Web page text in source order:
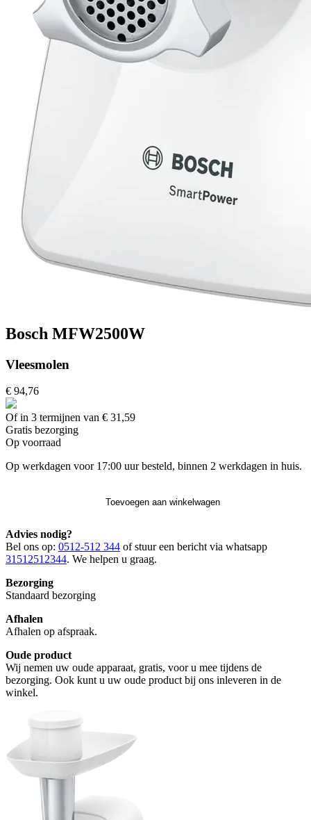
Bosch MFW2500W
Vleesmolen
€ 94,76
Of in 3 termijnen van € 31,59
Gratis bezorging
Op voorraad
Op werkdagen voor 17:00 uur besteld, binnen 2 werkdagen in huis.
Toevoegen aan winkelwagen
Advies nodig?
Bel ons op: 0512-512 344 of stuur een bericht via whatsapp
31512512344. We helpen u graag.
Bezorging
Standaard bezorging
Afhalen
Afhalen op afspraak.
Oude product
Wij nemen uw oude apparaat, gratis, voor u mee tijdens de
bezorging. Ook kunt u uw oude product bij ons inleveren in de
winkel.